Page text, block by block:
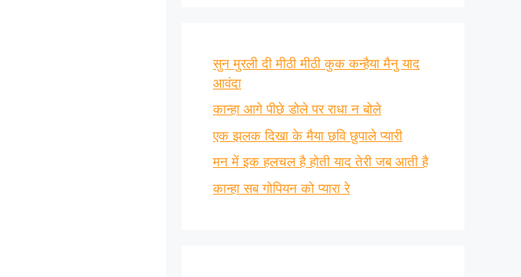
सुन मुरली दी मीठी मीठी कुक कन्हैया मैनु याद
आवंदा
कान्हा आगे पीछे डोले पर राधा न बोले
एक झलक दिखा के मैया छवि छुपाले प्यारी
मन में इक हलचल है होती याद तेरी जब आती है
कान्हा सब गोपियन को प्यारा रे